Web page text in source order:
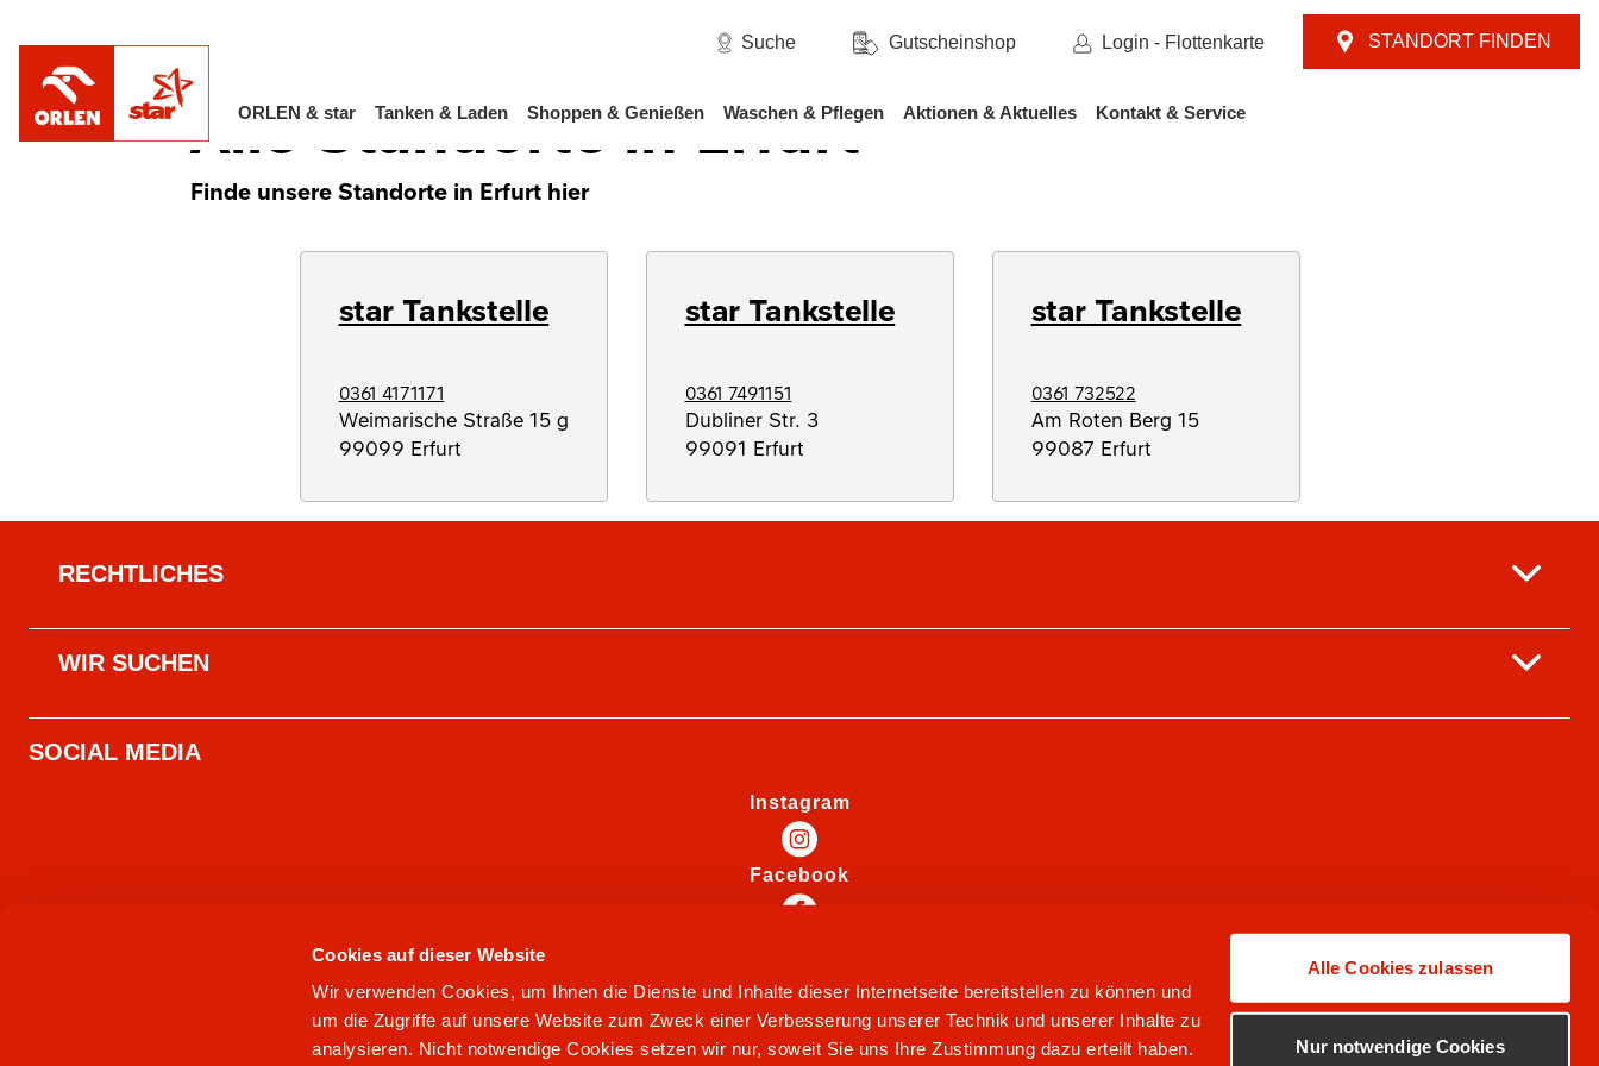
Cookies auf dieser Website
Wir verwenden Cookies, um Ihnen die Dienste und Inhalte dieser Internetseite bereitstellen zu können und
um die Zugriffe auf unsere Website zum Zweck einer Verbesserung unserer Technik und unserer Inhalte zu
analysieren. Nicht notwendige Cookies setzen wir nur, soweit Sie uns Ihre Zustimmung dazu erteilt haben.
Alle Cookies zulassen
Nur notwendige Cookies
ORLEN & star Tanken & Laden Shoppen & Genießen Waschen & Pflegen Aktionen & Aktuelles Kontakt & Service
Suche Gutscheinshop Login - Flottenkarte STANDORT FINDEN
Alle Standorte in Erfurt
Finde unsere Standorte in Erfurt hier
star Tankstelle
0361 4171171
Weimarische Straße 15 g
99099 Erfurt
star Tankstelle
0361 7491151
Dubliner Str. 3
99091 Erfurt
star Tankstelle
0361 732522
Am Roten Berg 15
99087 Erfurt
RECHTLICHES
WIR SUCHEN
SOCIAL MEDIA
Instagram
Facebook